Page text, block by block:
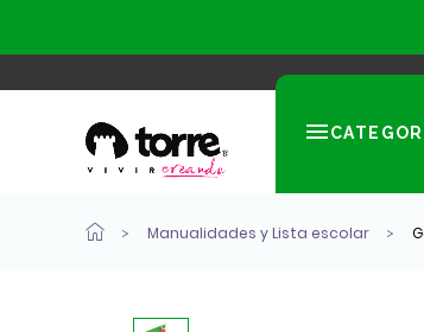
Manualidades y Lista escolar